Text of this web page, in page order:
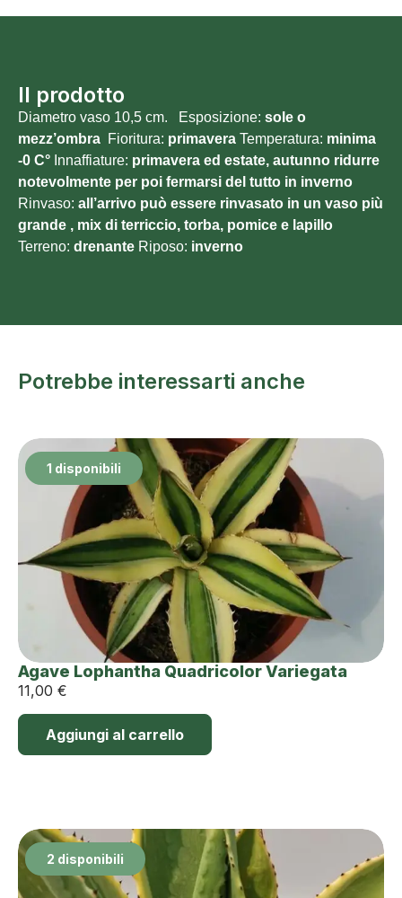
Il prodotto
Diametro vaso 10,5 cm. Esposizione: sole o
mezz’ombra Fioritura: primavera Temperatura: minima
-0 C° Innaffiature: primavera ed estate, autunno ridurre
notevolmente per poi fermarsi del tutto in inverno
Rinvaso: all’arrivo può essere rinvasato in un vaso più
grande , mix di terriccio, torba, pomice e lapillo
Terreno: drenante Riposo: inverno
Potrebbe interessarti anche
1 disponibili
Agave Lophantha Quadricolor Variegata
11,00 €
Aggiungi al carrello
2 disponibili